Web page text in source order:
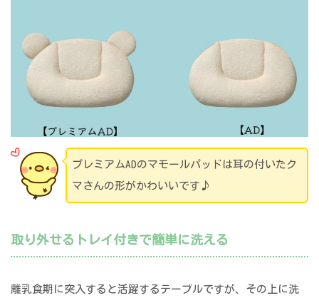
プレミアムADのマモールパッドは耳の付いたク
マさんの形がかわいいです♪
取り外せるトレイ付きで簡単に洗える
離乳食期に突入すると活躍するテーブルですが、その上に洗